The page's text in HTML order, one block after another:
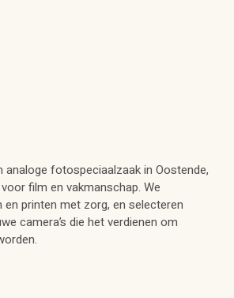
analoge fotospeciaalzaak in Oostende,
film en vakmanschap. We
en printen met zorg, en selecteren
camera’s die het verdienen om